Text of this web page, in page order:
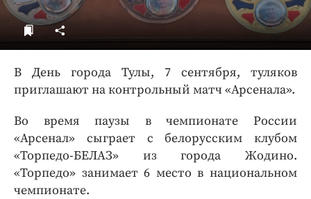
В День города Тулы, 7 сентября, туляков
приглашают на контрольный матч «Арсенала».
Во время паузы в чемпионате России
«Арсенал» сыграет с белорусским клубом
«Торпедо-БЕЛАЗ» из города Жодино.
«Торпедо» занимает 6 место в национальном
чемпионате.